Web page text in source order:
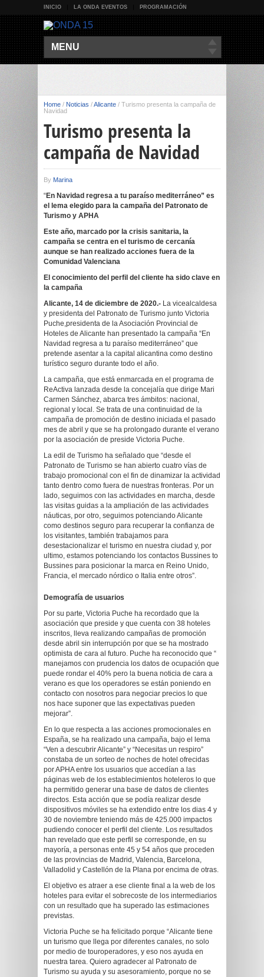
INICIO LA ONDA EVENTOS PROGRAMACIÓN
MENU
Home / Noticias /Alicante / Turismo presenta la campaña de
Navidad
Turismo presenta la
campaña de Navidad
By Marina
“En Navidad regresa a tu paraíso mediterráneo” es
el lema elegido para la campaña del Patronato de
Turismo y APHA
Este año, marcado por la crisis sanitaria, la
campaña se centra en el turismo de cercanía
aunque se han realizado acciones fuera de la
Comunidad Valenciana
El conocimiento del perfil del cliente ha sido clave en
la campaña
Alicante, 14 de diciembre de 2020.- La vicealcaldesa
y presidenta del Patronato de Turismo junto Victoria
Puche,presidenta de la Asociación Provincial de
Hoteles de Alicante han presentado la campaña “En
Navidad regresa a tu paraíso mediterráneo” que
pretende asentar a la capital alicantina como destino
turístico seguro durante todo el año.
La campaña, que está enmarcada en el programa de
ReActiva lanzada desde la concejalía que dirige Mari
Carmen Sánchez, abarca tres ámbitos: nacional,
regional y local. Se trata de una continuidad de la
campaña de promoción de destino iniciada el pasado
mes de abril y que se ha prolongado durante el verano
por la asociación de preside Victoria Puche.
La edil de Turismo ha señalado que “desde el
Patronato de Turismo se han abierto cuatro vías de
trabajo promocional con el fin de dinamizar la actividad
tanto dentro como fuera de nuestras fronteras. Por un
lado, seguimos con las actividades en marcha, desde
las visitas guidas a la ampliación de las actividades
náuticas, por otro, seguimos potenciando Alicante
como destinos seguro para recuperar la confianza de
los visitantes, también trabajamos para
desestacionalizar el turismo en nuestra ciudad y, por
ultimo, estamos potenciando los contactos Bussines to
Bussines para posicionar la marca en Reino Unido,
Francia, el mercado nórdico o Italia entre otros”.
Demografía de usuarios
Por su parte, Victoria Puche ha recordado que la
asociación que preside y que cuenta con 38 hoteles
inscritos, lleva realizando campañas de promoción
desde abril sin interrupción por que se ha mostrado
optimista de cara al futuro. Puche ha reconocido que “
manejamos con prudencia los datos de ocupación que
puede rondar el 40% pero la buena noticia de cara a
verano es que los operadores se están poniendo en
contacto con nosotros para negociar precios lo que
nos hace suponer que las expectativas pueden
mejorar”.
En lo que respecta a las acciones promocionales en
España, se ha realizado una campaña, bajo el lema
“Ven a descubrir Alicante” y “Necesitas un respiro”
constaba de un sorteo de noches de hotel ofrecidas
por APHA entre los usuarios que accedían a las
páginas web de los establecimientos hoteleros lo que
ha permitido generar una base de datos de clientes
directos. Esta acción que se podía realizar desde
dispositivos móviles se ha extendido entre los dias 4 y
30 de noviembre teniendo más de 425.000 impactos
pudiendo conocer el perfil del cliente. Los resultados
han revelado que este perfil se corresponde, en su
mayoría, a personas ente 45 y 54 años que proceden
de las provincias de Madrid, Valencia, Barcelona,
Valladolid y Castellón de la Plana por encima de otras.
El objetivo es atraer a ese cliente final a la web de los
hoteles para evitar el sobrecoste de los intermediarios
con un resultado que ha superado las estimaciones
previstas.
Victoria Puche se ha felicitado porque “Alicante tiene
un turismo que llega por diferentes canales, no solo
por medio de touroperadores, y eso nos ayuda en
nuestra tarea. Quiero agradecer al Patronato de
Turismo su ayuda y su asesoramiento, porque no se